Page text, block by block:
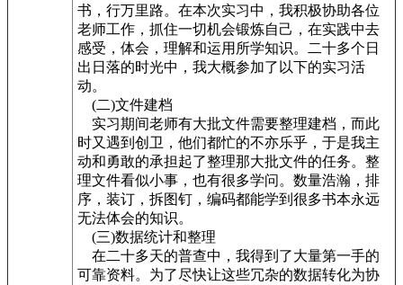
书，行万里路。在本次实习中，我积极协助各位
老师工作，抓住一切机会锻炼自己，在实践中去
感受，体会，理解和运用所学知识。二十多个日
出日落的时光中，我大概参加了以下的实习活
动。
(二)文件建档
实习期间老师有大批文件需要整理建档，而此
时又遇到创卫，他们都忙的不亦乐乎，于是我主
动和勇敢的承担起了整理那大批文件的任务。整
理文件看似小事，也有很多学问。数量浩瀚，排
序，装订，拆图钉，编码都能学到很多书本永远
无法体会的知识。
(三)数据统计和整理
在二十多天的普查中，我得到了大量第一手的
可靠资料。为了尽快让这些冗杂的数据转化为协